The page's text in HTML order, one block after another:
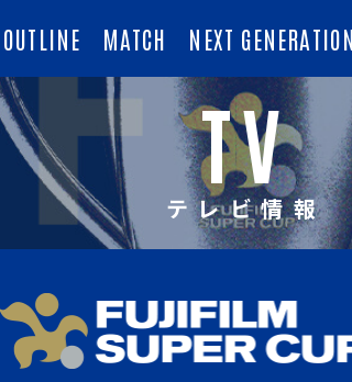
OUTLINE MATCH NEXT
TV
テレビ情報